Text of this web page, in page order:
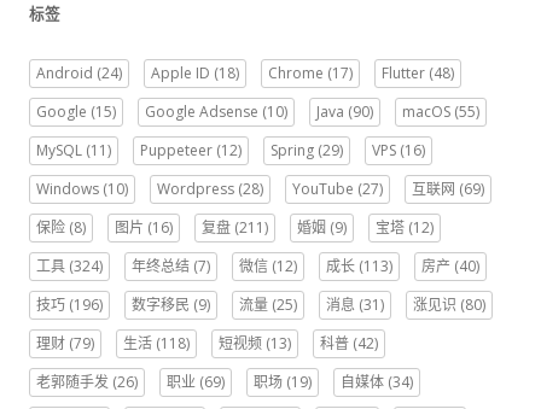
标签
Android (24) Apple ID (18) Chrome (17) Flutter (48)
Google (15) Google Adsense (10) Java (90) macOS (55)
MySQL (11) Puppeteer (12) Spring (29) VPS (16)
Windows (10) Wordpress (28) YouTube (27) 互联网 (69)
保险 (8) 图片 (16) 复盘 (211) 婚姻 (9) 宝塔 (12)
工具 (324) 年终总结 (7) 微信 (12) 成长 (113) 房产 (40)
技巧 (196) 数字移民 (9) 流量 (25) 消息 (31) 涨见识 (80)
理财 (79) 生活 (118) 短视频 (13) 科普 (42)
老郭随手发 (26) 职业 (69) 职场 (19) 自媒体 (34)